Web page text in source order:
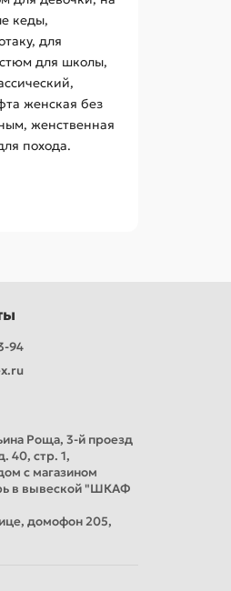
кеды,
для
для школы,
женская без
женственная
похода.
94
Роща, 3-й проезд
40, стр. 1,
с магазином
в вывеской "ШКАФ
домофон 205,